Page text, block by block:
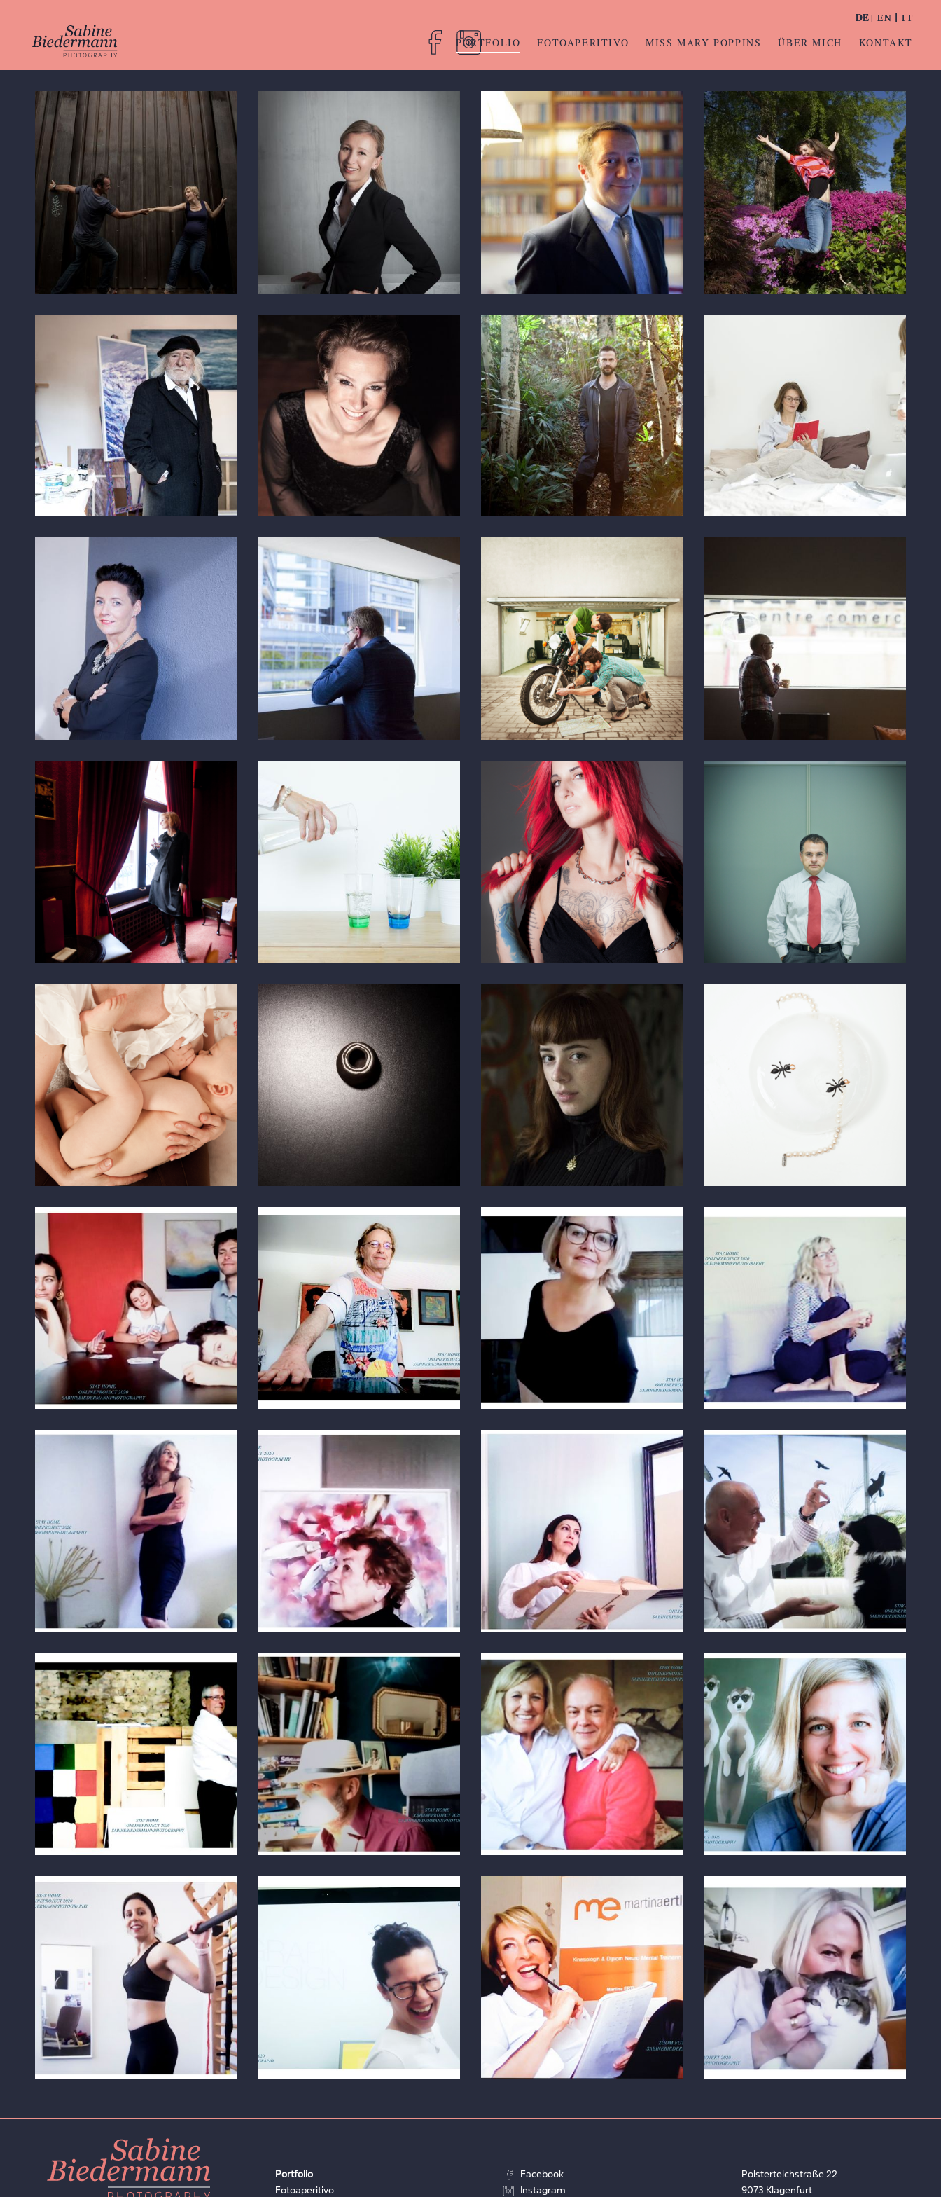
PORTFOLIO FOTOAPERITIVO MISS MARY POPPINS ÜBER MICH KONTAKT
DE EN IT
DE EN IT
BABYBAUCH
Ana & Roger
TICINO 7
Antonello Pizzi
TICINO 7
Camilla Perini
Fiorello Fiorini Martina Wüst
TICINO 7
Nick Mottis
BUSINESS PORTRAIT
Corinne Staub
MARKETING MEETING - HELSINN
Barcelona
WERBUNG - MAILAND MARKETING MEETING HELSINN
PASSIONBOOK
Petra Moser
WEBSITE
Götz
SCHMUCK
Rhomberg
FAMILIE
Baby
ATELIERGAYA.CH
Dentro
PORTRAIT
FOTO ÜBER ZOOM
Tessin
FOTO ÜBER ZOOM FOTO ÜBER ZOOM
Österreich
FOTO ÜBER ZOOM
FOTO ÜBER ZOOM
Österreich
FOTO ÜBER ZOOM
Österreich
FOTO ÜBER ZOOM
Österreich
FOTO ÜBER ZOOM
Österreich
FOTO ÜBER ZOOM
London
FOTO ÜBER ZOOM
Madrid
FOTO ÜBER ZOOM
Berlin
FOTO ÜBER ZOOM
Zürich Österreich
FOTO ÜBER ZOOM
Österreich
FOTO ÜBER ZOOM
Österreich
Portfolio
Fotoaperitivo
Facebook
Instagram
Polsterteichstraße 22
9073 Klagenfurt